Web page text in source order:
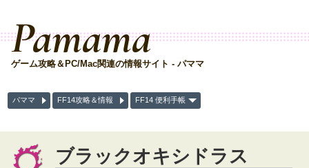
Pamama
ゲーム攻略＆PC/Mac関連の情報サイト - パママ
パママ FF14攻略＆情報 FF14 便利手帳
ブラックオキシドラス